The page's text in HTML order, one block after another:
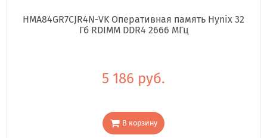
HMA84GR7CJR4N-VK Оперативная память Hynix 32
Гб RDIMM DDR4 2666 МГц
5 186 руб.
В корзину